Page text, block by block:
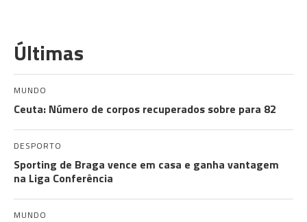
Últimas
MUNDO
Ceuta: Número de corpos recuperados sobre para 82
DESPORTO
Sporting de Braga vence em casa e ganha vantagem
na Liga Conferência
MUNDO